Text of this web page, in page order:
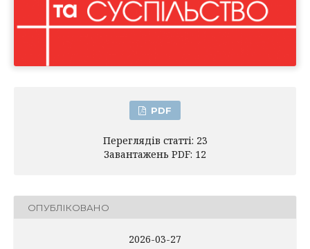
PDF
Переглядів статті: 23
Завантажень PDF: 12
ОПУБЛІКОВАНО
2026-03-27